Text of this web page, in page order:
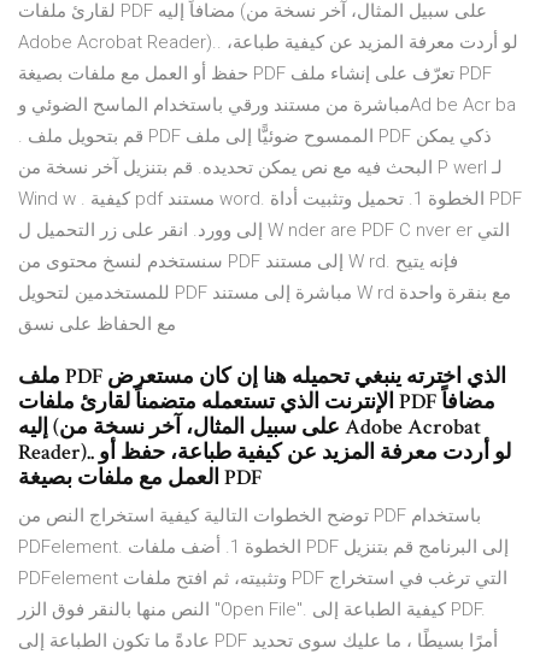
لقارئ ملفات PDF مضافاً إليه (على سبيل المثال، آخر نسخة من
Adobe Acrobat Reader).. لو أردت معرفة المزيد عن كيفية طباعة،
حفظ أو العمل مع ملفات بصيغة PDF تعرّف على إنشاء ملف PDF
مباشرة من مستند ورقي باستخدام الماسح الضوئي وAd be Acr ba
. قم بتحويل ملف PDF الممسوح ضوئيًّا إلى ملف PDF ذكي يمكن
البحث فيه مع نص يمكن تحديده. قم بتنزيل آخر نسخة من P werI لـ
Wind w . كيفية pdf مستند word. الخطوة 1. تحميل وتثبيت أداة PDF
إلى وورد. انقر على زر التحميل ل W nder are PDF C nver er التي
سنستخدم لنسخ محتوى من PDF إلى مستند W rd. فإنه يتيح
للمستخدمين لتحويل PDF مباشرة إلى مستند W rd مع بنقرة واحدة
مع الحفاظ على نسق
ملف PDF الذي اخترته ينبغي تحميله هنا إن كان مستعرض
الإنترنت الذي تستعمله متضمناً لقارئ ملفات PDF مضافاً
إليه (على سبيل المثال، آخر نسخة من Adobe Acrobat
Reader).. لو أردت معرفة المزيد عن كيفية طباعة، حفظ أو
العمل مع ملفات بصيغة PDF
توضح الخطوات التالية كيفية استخراج النص من PDF باستخدام
PDFelement. الخطوة 1. أضف ملفات PDF إلى البرنامج قم بتنزيل
PDFelement وتثبيته، ثم افتح ملفات PDF التي ترغب في استخراج
النص منها بالنقر فوق الزر "Open File". كيفية الطباعة إلى PDF.
عادةً ما تكون الطباعة إلى PDF أمرًا بسيطًا ، ما عليك سوى تحديد